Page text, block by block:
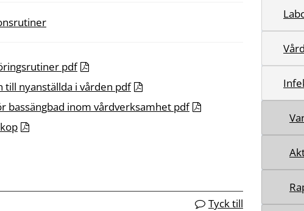
pdf
nyanställda i vården pdf
bassängbad inom vårdverksamhet pdf
Tyck till